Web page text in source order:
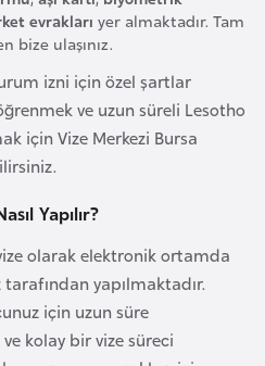
evrakları yer almaktadır. Tam
bize ulaşınız.
izni için özel şartlar
ve uzun süreli Lesotho
için Vize Merkezi Bursa
Yapılır?
olarak elektronik ortamda
yapılmaktadır.
için uzun süre
kolay bir vize süreci